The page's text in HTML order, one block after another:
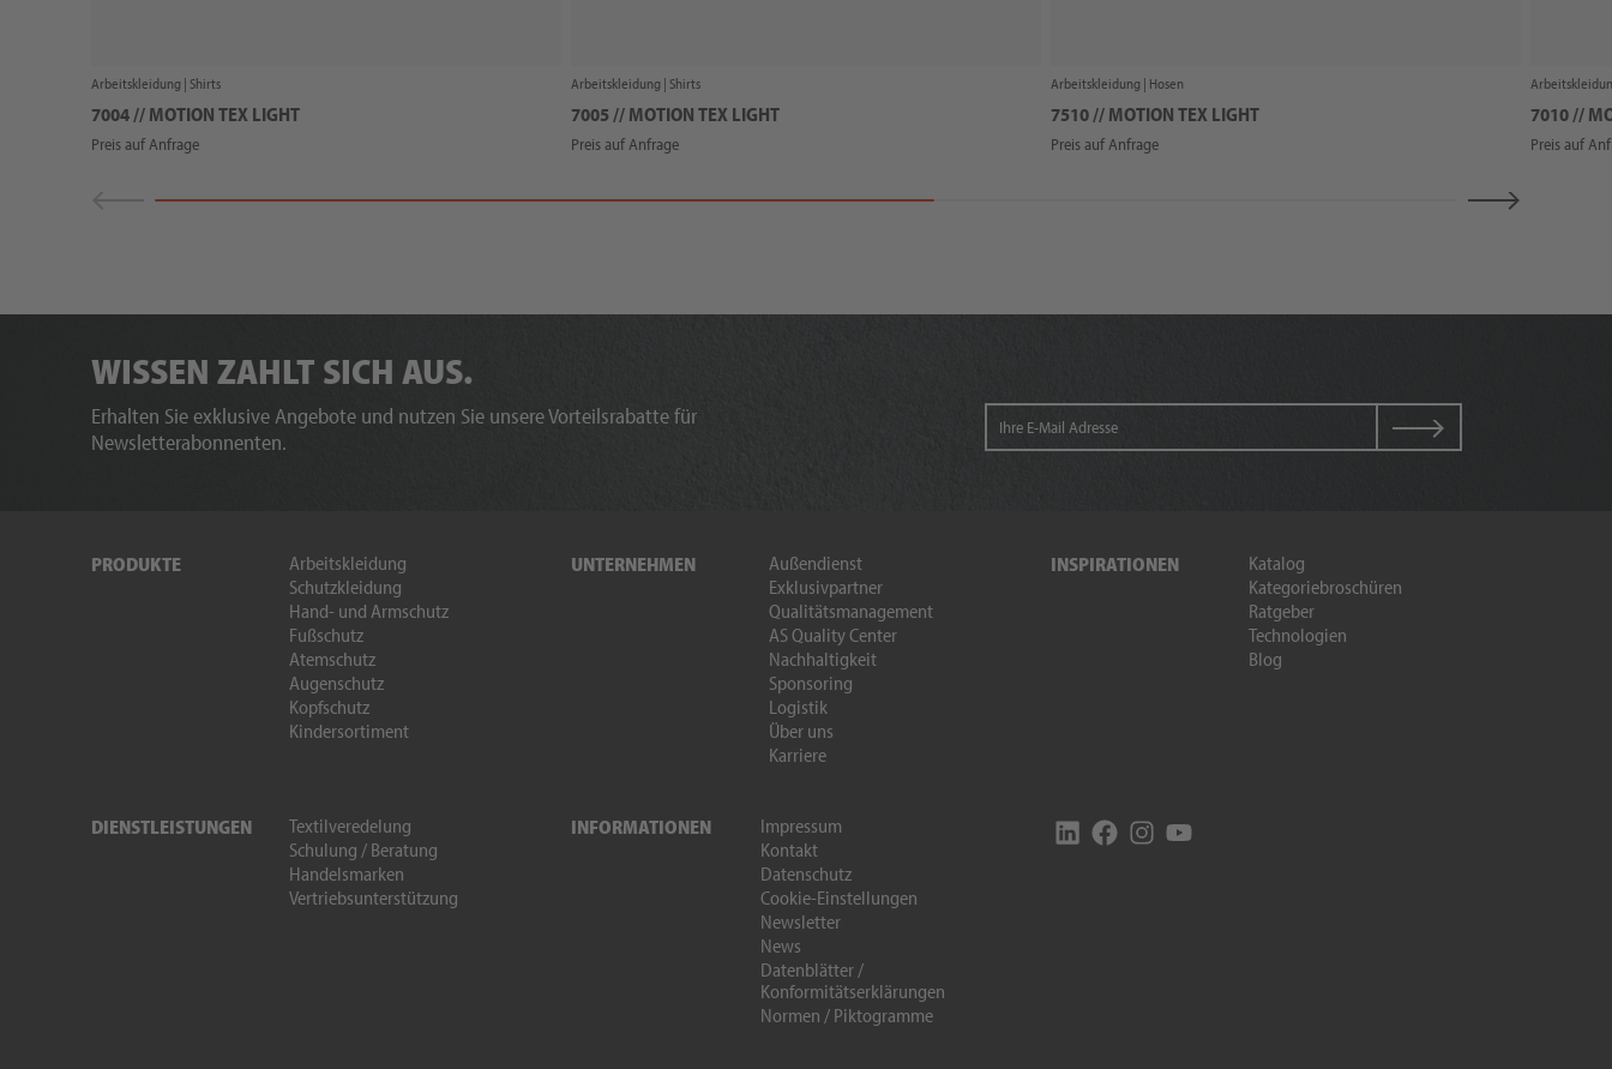
Arbeitskleidung | Shirts
7004 // MOTION TEX LIGHT
Preis auf Anfrage
Arbeitskleidung | Shirts
7005 // MOTION TEX LIGHT
Preis auf Anfrage
Arbeitskleidung | Hosen
7510 // MOTION TEX LIGHT
Preis auf Anfrage
7010 //
Preis auf
WISSEN ZAHLT SICH AUS.
Erhalten Sie exklusive Angebote und nutzen Sie unsere Vorteilsrabatte für
Newsletterabonnenten.
PRODUKTE
Arbeitskleidung
Schutzkleidung
Hand- und Armschutz
Fußschutz
Atemschutz
Augenschutz
Kopfschutz
Kindersortiment
UNTERNEHMEN
Außendienst
Exklusivpartner
Qualitätsmanagement
AS Quality Center
Nachhaltigkeit
Sponsoring
Logistik
Über uns
Karriere
INSPIRATIONEN
Katalog
Kategoriebroschüren
Ratgeber
Technologien
Blog
DIENSTLEISTUNGEN
Textilveredelung
Schulung / Beratung
Handelsmarken
Vertriebsunterstützung
INFORMATIONEN
Impressum
Kontakt
Datenschutz
Cookie-Einstellungen
Newsletter
News
Datenblätter /
Konformitätserklärungen
Normen / Piktogramme